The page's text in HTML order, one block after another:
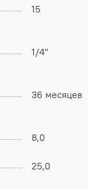
15
1/4"
36 месяцев
8,0
25,0